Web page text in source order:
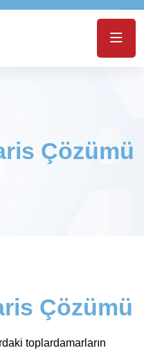
Çözümü
Çözümü
toplardamarların